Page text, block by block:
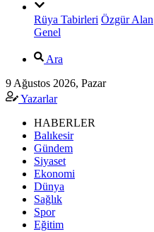
Rüya Tabirleri Özgür Alan
Genel
Ara
9 Ağustos 2026, Pazar
Yazarlar
HABERLER
Balıkesir
Gündem
Siyaset
Ekonomi
Dünya
Sağlık
Spor
Eğitim